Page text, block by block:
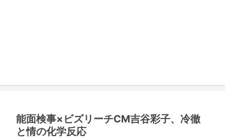
能面検事×ビズリーチCM吉谷彩子、冷徹
と情の化学反応